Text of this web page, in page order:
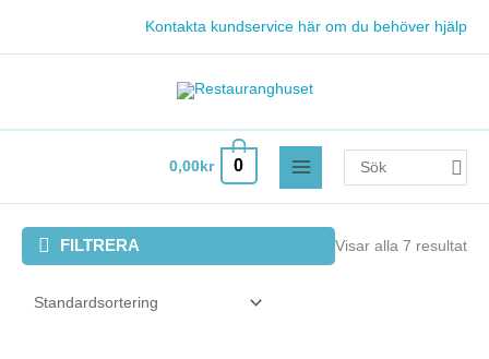
Kontakta kundservice här om du behöver hjälp
0,00kr 0
for:
FILTRERA Visar alla 7 resultat